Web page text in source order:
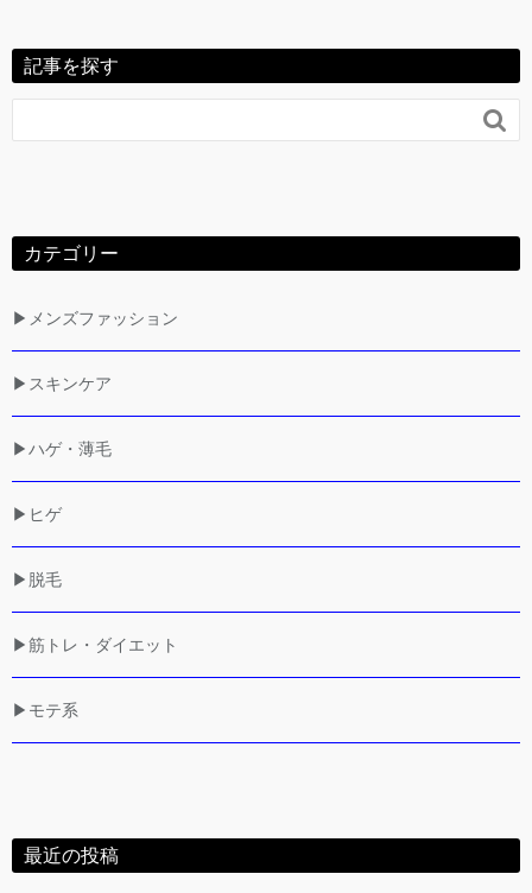
記事を探す

カテゴリー
▶メンズファッション
▶スキンケア
▶ハゲ・薄毛
▶ヒゲ
▶脱毛
▶筋トレ・ダイエット
▶モテ系
最近の投稿